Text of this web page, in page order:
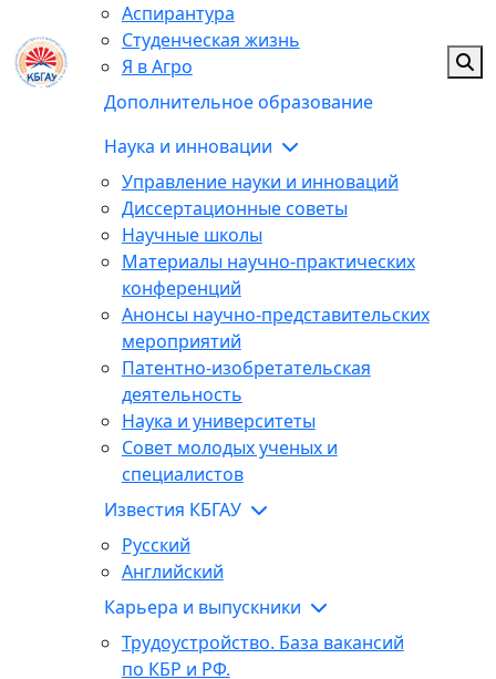
Аспирантура
Студенческая жизнь
Я в Агро
Дополнительное образование
Наука и инновации
Управление науки и инноваций
Диссертационные советы
Научные школы
Материалы научно-практических
конференций
Анонсы научно-представительских
мероприятий
Патентно-изобретательская
деятельность
Наука и университеты
Совет молодых ученых и
специалистов
Известия КБГАУ
Русский
Английский
Карьера и выпускники
Трудоустройство. База вакансий
по КБР и РФ.